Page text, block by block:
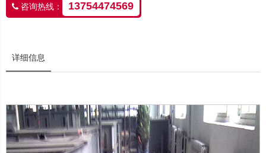
咨询热线： 13754474569
详细信息